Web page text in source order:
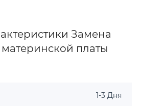
Замена
платы
1-3 Дня